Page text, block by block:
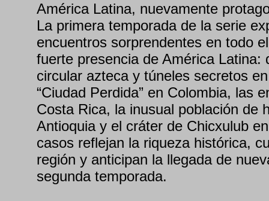
América Latina, nuevamente
La primera temporada de la serie
encuentros sorprendentes en todo
fuerte presencia de América Latina:
circular azteca y túneles secretos
“Ciudad Perdida” en Colombia, las
Costa Rica, la inusual población de
Antioquia y el cráter de Chicxulub
casos reflejan la riqueza histórica,
región y anticipan la llegada de
segunda temporada.